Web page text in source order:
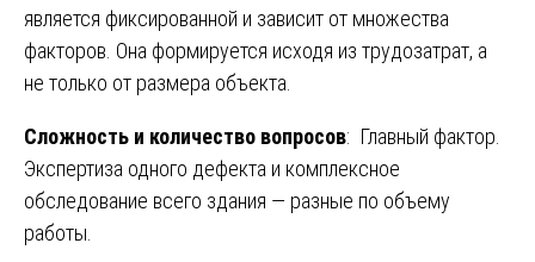
является фиксированной и зависит от множества
факторов. Она формируется исходя из трудозатрат, а
не только от размера объекта.
Сложность и количество вопросов: Главный фактор.
Экспертиза одного дефекта и комплексное
обследование всего здания — разные по объему
работы.